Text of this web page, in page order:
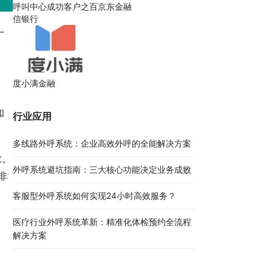
呼叫中心成功客户之百
信银行
京东金融
度小满金融
行业应用
多线路外呼系统：企业高效外呼的全能解决方案​
外呼系统避坑指南：三大核心功能决定业务成败​
客服型外呼系统如何实现24小时高效服务？
医疗行业外呼系统革新：精准化体检预约全流程
解决方案​